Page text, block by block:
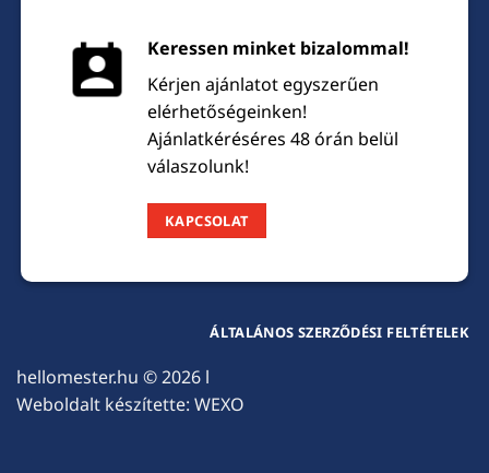
Keressen minket bizalommal!
Kérjen ajánlatot egyszerűen
elérhetőségeinken!
Ajánlatkéréséres 48 órán belül
válaszolunk!
KAPCSOLAT
hellomester.hu © 2026 l
Weboldalt készítette: WEXO
ÁLTALÁNOS SZERZŐDÉSI FELTÉTELEK